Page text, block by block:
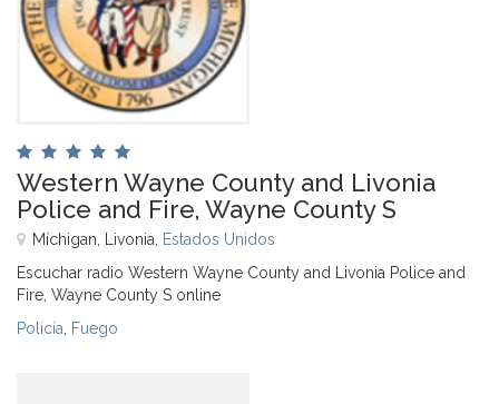
Western Wayne County and Livonia
Police and Fire, Wayne County S
Míchigan, Livonia, Estados Unidos
Escuchar radio Western Wayne County and Livonia Police and
Fire, Wayne County S online
Policía Fuego